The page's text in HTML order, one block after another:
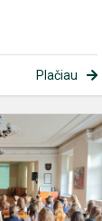
Plačiau